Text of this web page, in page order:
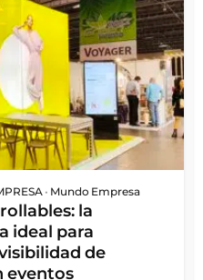
• Mundo Empresa
la
ideal para
de
eventos